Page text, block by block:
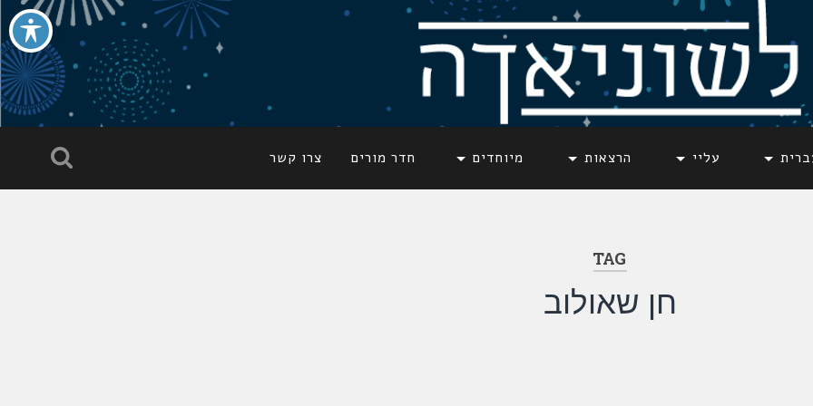
עליי הרצאות מיוחדים חדר מורים צרו קשר
TAG
חן שאולוב